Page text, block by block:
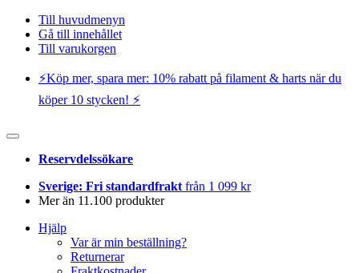
Till huvudmenyn
Gå till innehållet
Till varukorgen
⚡️Köp mer, spara mer: 10% rabatt på filament & harts när du
köper 10 stycken! ⚡️
Reservdelssökare
Sverige: Fri standardfrakt från 1 099 kr
Mer än 11.100 produkter
Hjälp
Var är min beställning?
Returnerar